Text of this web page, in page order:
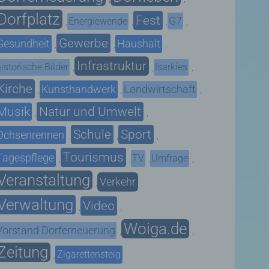
, Energiewende , Fest , G7 ,
, Gewerbe , Haushalt ,
Bilder , Infrastruktur , Isarkies ,
, Kunsthandwerk , Landwirtschaft ,
, Natur und Umwelt ,
, Schule , Sport ,
, Tourismus ,TV , Umfrage ,
, Verkehr ,
, Video ,
Dorferneuerung , Woiga.de ,
, Zigarettensteig